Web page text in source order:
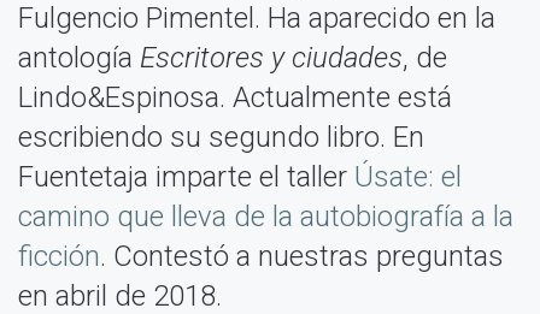
Fulgencio Pimentel. Ha aparecido en la
antología Escritores y ciudades, de
Lindo&Espinosa. Actualmente está
escribiendo su segundo libro. En
Fuentetaja imparte el taller Úsate: el
camino que lleva de la autobiografía a la
ficción. Contestó a nuestras preguntas
en abril de 2018.